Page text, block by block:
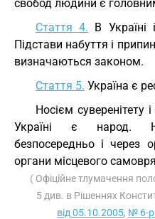
свобод людини є
Стаття 4. В Україні
Підстави набуття і
визначаються законом.
Стаття 5. Україна є
Носієм
Україні є народ.
безпосередньо і через
органи місцевого
( Офіційне тлумачення
5 див. в Рішеннях
від 05.10.2005, № 6-